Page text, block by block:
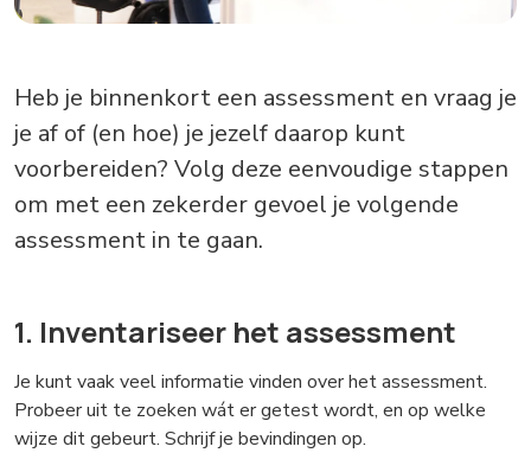
Heb je binnenkort een assessment en vraag je
je af of (en hoe) je jezelf daarop kunt
voorbereiden? Volg deze eenvoudige stappen
om met een zekerder gevoel je volgende
assessment in te gaan.
1. Inventariseer het assessment
Je kunt vaak veel informatie vinden over het assessment.
Probeer uit te zoeken wát er getest wordt, en op welke
wijze dit gebeurt. Schrijf je bevindingen op.